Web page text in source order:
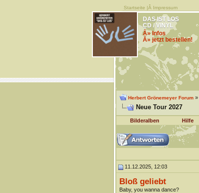
Startseite |Â Impressum
DAS IST LOS
CD / VINYL
Â» Infos
Â» jetzt bestellen!
Herbert Grönemeyer Forum»
Neue Tour 2027
Bilderalben Hilfe
11.12.2025, 12:03
Bloß geliebt
Baby, you wanna dance?